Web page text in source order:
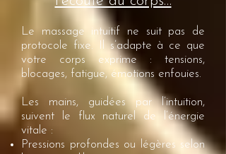
Le massage intuitif ne suit pas de
protocole fixe. Il s’adapte à ce que
votre corps exprime : tensions,
blocages, fatigue, émotions enfouies.
Les mains, guidées par l’intuition,
suivent le flux naturel de l’énergie
vitale :
Pressions profondes ou légères selon